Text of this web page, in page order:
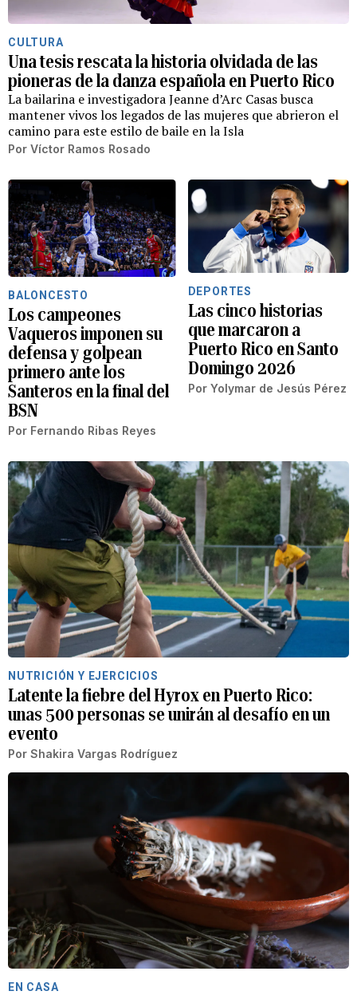
CULTURA
Una tesis rescata la historia olvidada de las
pioneras de la danza española en Puerto Rico
La bailarina e investigadora Jeanne d’Arc Casas busca
mantener vivos los legados de las mujeres que abrieron el
camino para este estilo de baile en la Isla
Por Víctor Ramos Rosado
BALONCESTO
Los campeones
Vaqueros imponen su
defensa y golpean
primero ante los
Santeros en la final del
BSN
Por Fernando Ribas Reyes
DEPORTES
Las cinco historias
que marcaron a
Puerto Rico en Santo
Domingo 2026
Por Yolymar de Jesús Pérez
NUTRICIÓN Y EJERCICIOS
Latente la fiebre del Hyrox en Puerto Rico:
unas 500 personas se unirán al desafío en un
evento
Por Shakira Vargas Rodríguez
EN CASA